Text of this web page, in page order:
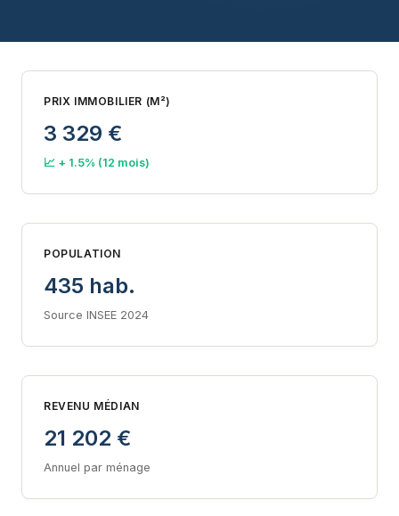
PRIX IMMOBILIER (M²)
3 329 €
📈 + 1.5% (12 mois)
POPULATION
435 hab.
Source INSEE 2024
REVENU MÉDIAN
21 202 €
Annuel par ménage